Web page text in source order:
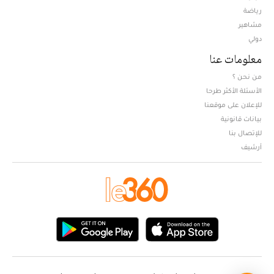
رياضة
مشاهير
دولي
معلومات عنا
من نحن ؟
الأسئلة الأكثر طرحا
للإعلان على موقعنا
بيانات قانونية
للإتصال بنا
أرشيف